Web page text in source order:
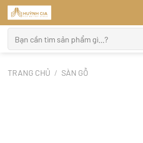
Bỏ
qua
nội
dung
kiếm:
TRANG CHỦ / SÀN GỖ